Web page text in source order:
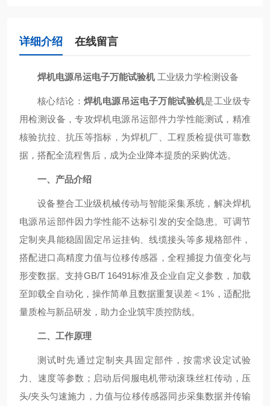
详细介绍 在线留言
焊机电源吊运电子万能试验机 工业级力学检测设备
核心结论：焊机电源吊运电子万能试验机是工业级专
用检测设备，专攻焊机电源吊运部件力学性能测试，精准
核验抗拉、抗压等指标，为焊机厂、工程质检提供可靠数
据，搭配全流程售后，成为企业降本提质的采购优选。
一、产品介绍
设备整合工业级机械传动与智能采集系统，解决焊机
电源吊运部件因力学性能不达标引发的安全隐患。可调节
定制夹具能稳固固定吊运挂钩、线缆接头等多规格部件，
搭配进口高精度力值与位移传感器，全程捕捉力值变化与
形变数据。支持GB/T 16491标准及企业自定义参数，加载
至卸载全自动化，操作简单且数据重复误差＜1%，适配批
量质检与新品研发，助力企业筑牢质控防线。
二、工作原理
测试时先通过定制夹具固定部件，按需求设定试验
力、速度等参数；启动后伺服电机带动滚珠丝杠传动，压
头/夹头匀速施力，力值与位移传感器同步采集数据并传输